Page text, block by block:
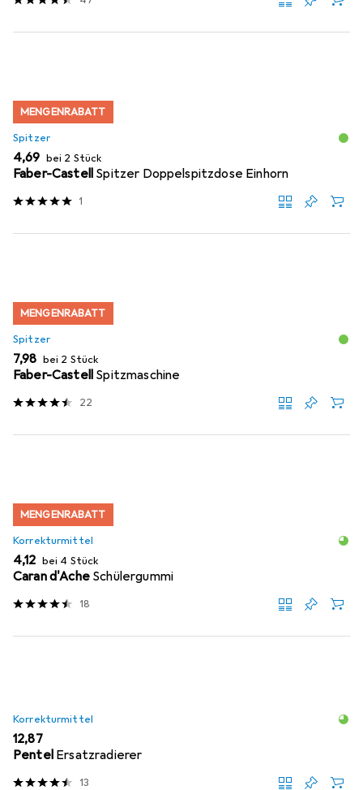
MENGENRABATT
Spitzer
EUR
4,69 bei 2 Stück
Faber-Castell Spitzer Doppelspitzdose Einhorn
1
MENGENRABATT
Spitzer
EUR
7,98 bei 2 Stück
Faber-Castell Spitzmaschine
22
MENGENRABATT
Korrekturmittel
EUR
4,12 bei 4 Stück
Caran d'Ache Schülergummi
18
Korrekturmittel
EUR
12,87
Pentel Ersatzradierer
13